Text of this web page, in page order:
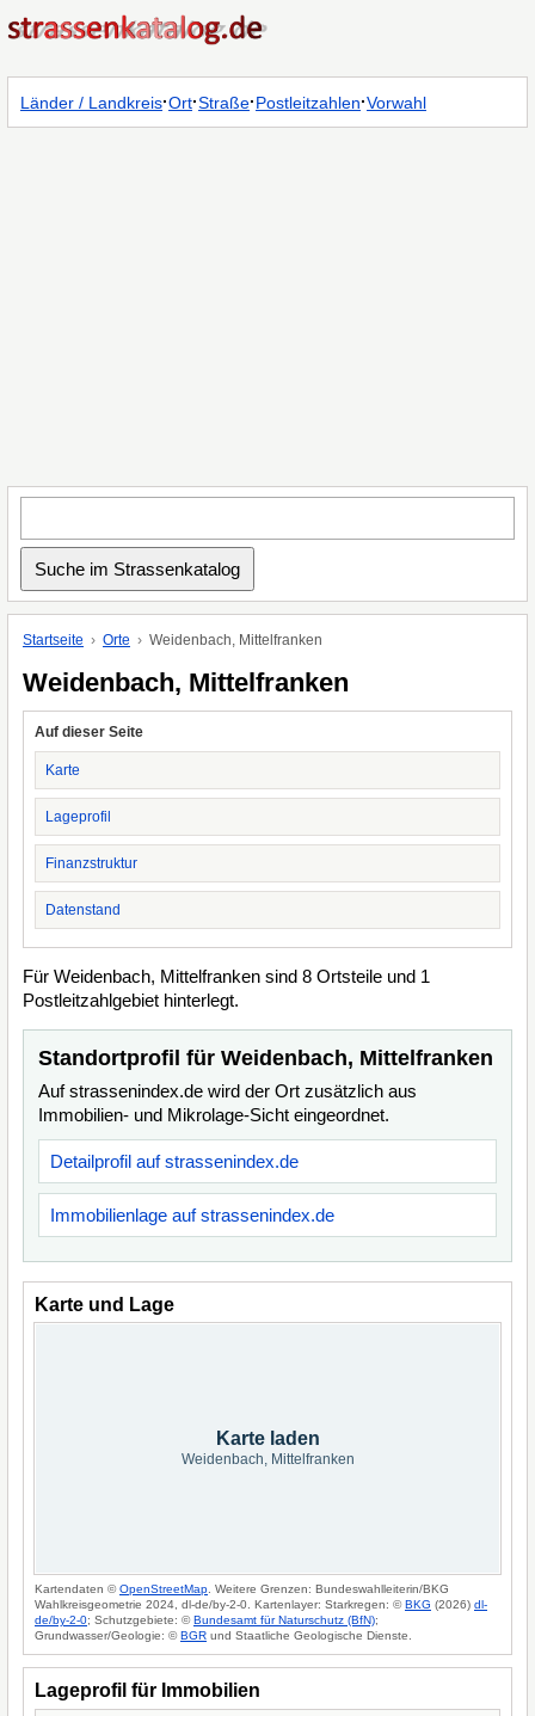
Länder / Landkreis·Ort·Straße·Postleitzahlen·Vorwahl
Startseite Orte Weidenbach, Mittelfranken
Weidenbach, Mittelfranken
Auf dieser Seite
Karte
Lageprofil
Finanzstruktur
Datenstand
Für Weidenbach, Mittelfranken sind 8 Ortsteile und 1
Postleitzahlgebiet hinterlegt.
Standortprofil für Weidenbach, Mittelfranken
Auf strassenindex.de wird der Ort zusätzlich aus
Immobilien- und Mikrolage-Sicht eingeordnet.
Detailprofil auf strassenindex.de
Immobilienlage auf strassenindex.de
Karte und Lage
Karte laden
Weidenbach, Mittelfranken
Kartendaten ©OpenStreetMap . Weitere Grenzen: Bundeswahlleiterin/BKG
Wahlkreisgeometrie 2024, dl-de/by-2-0. Kartenlayer: Starkregen: ©BKG (2026) dl-
de/by-2-0; Schutzgebiete: ©Bundesamt für Naturschutz (BfN);
Grundwasser/Geologie: ©BGR und Staatliche Geologische Dienste.
Lageprofil für Immobilien